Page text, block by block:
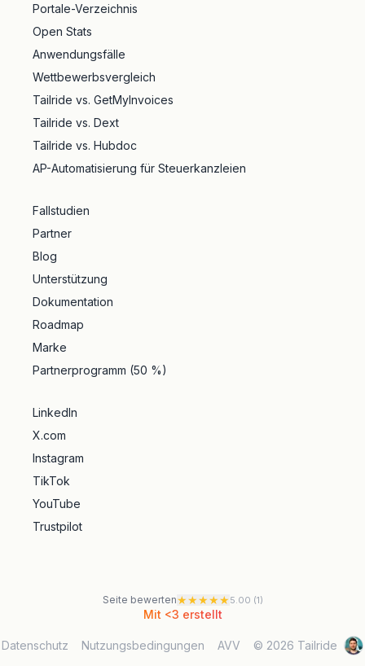
Portale-Verzeichnis
Open Stats
Anwendungsfälle
Wettbewerbsvergleich
Tailride vs. GetMyInvoices
Tailride vs. Dext
Tailride vs. Hubdoc
AP-Automatisierung für Steuerkanzleien
Fallstudien
Partner
Blog
Unterstützung
Dokumentation
Roadmap
Marke
Partnerprogramm (50 %)
LinkedIn
X.com
Instagram
TikTok
YouTube
Trustpilot
Seite bewerten★★★★★ 5.00 (1)
Mit <3 erstellt
Datenschutz Nutzungsbedingungen AVV © 2026 Tailride